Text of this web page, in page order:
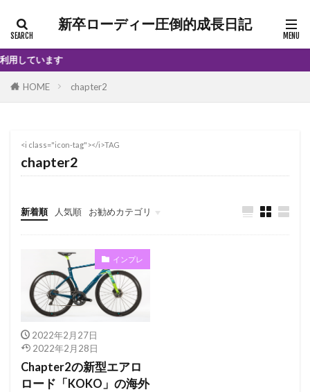
新卒ローディー圧倒的成長日記
ています
HOME chapter2
<i class="icon-tag"></i>TAG
chapter2
新着順 人気順 お勧めカテゴリ
インプレ
インプレ
2022年2月27日
2022年2月28日
Chapter2の新型エアロ
ロード「KOKO」の海外